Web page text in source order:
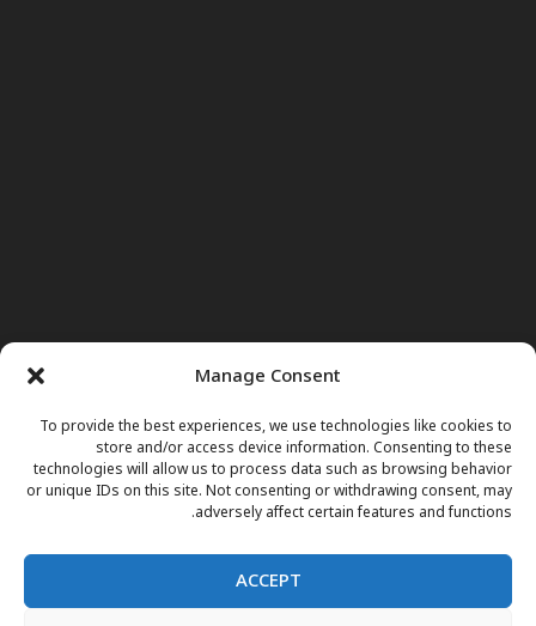
Manage Consent
To provide the best experiences, we use technologies like cookies to
store and/or access device information. Consenting to these
technologies will allow us to process data such as browsing behavior
or unique IDs on this site. Not consenting or withdrawing consent, may
adversely affect certain features and functions.
ACCEPT